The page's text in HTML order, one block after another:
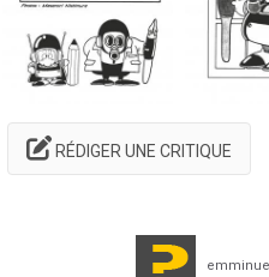
RÉDIGER UNE CRITIQUE
emminuel